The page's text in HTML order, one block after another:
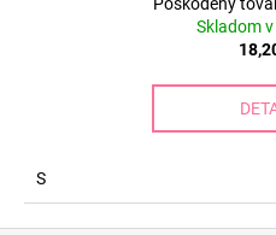
Skladom
S